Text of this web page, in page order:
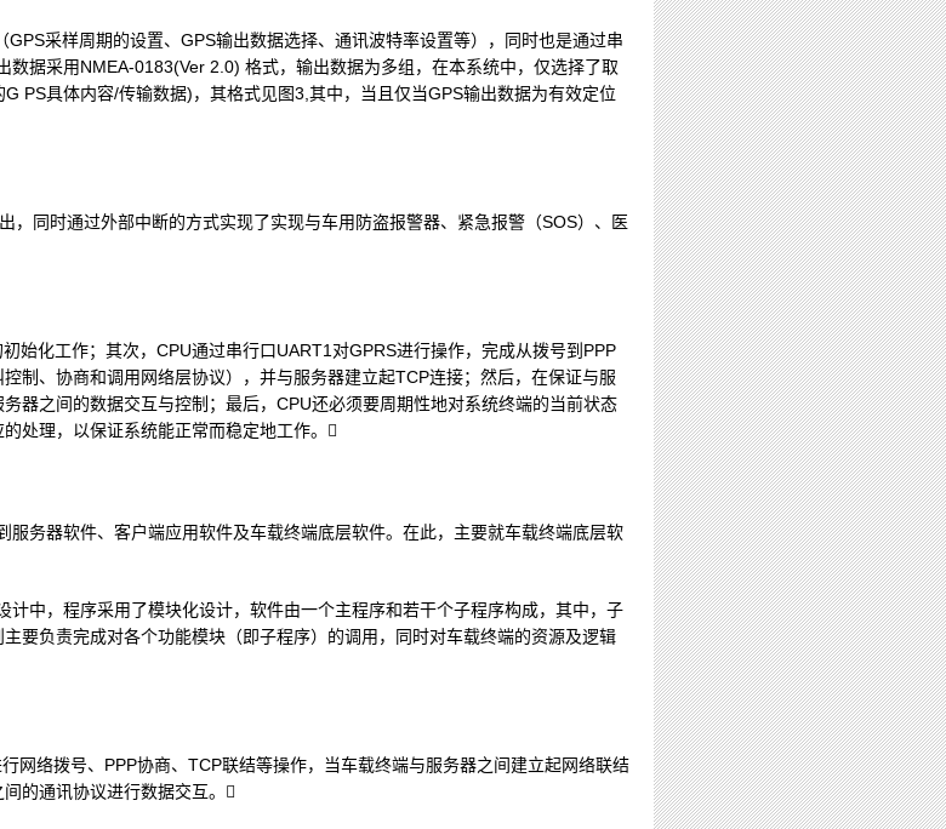
采样周期的设置、GPS输出数据选择、通讯波特率设置等），同时也是通过串
数据采用NMEA-0183(Ver 2.0) 格式，输出数据为多组，在本系统中，仅选择了取
PS具体内容/传输数据)，其格式见图3,其中，当且仅当GPS输出数据为有效定位
，同时通过外部中断的方式实现了实现与车用防盗报警器、紧急报警（SOS）、医
始化工作；其次，CPU通过串行口UART1对GPRS进行操作，完成从拨号到PPP
制、协商和调用网络层协议），并与服务器建立起TCP连接；然后，在保证与服
器之间的数据交互与控制；最后，CPU还必须要周期性地对系统终端的当前状态
处理，以保证系统能正常而稳定地工作。
服务器软件、客户端应用软件及车载终端底层软件。在此，主要就车载终端底层软
计中，程序采用了模块化设计，软件由一个主程序和若干个子程序构成，其中，子
要负责完成对各个功能模块（即子程序）的调用，同时对车载终端的资源及逻辑
网络拨号、PPP协商、TCP联结等操作，当车载终端与服务器之间建立起网络联结
的通讯协议进行数据交互。